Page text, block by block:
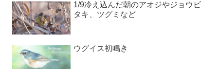
1/9冷え込んだ朝のアオジやジョウビ
タキ、ツグミなど
ウグイス初鳴き